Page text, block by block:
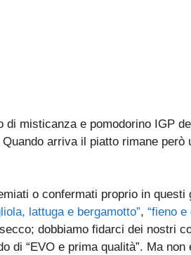
misticanza e pomodorino IGP
arriva il piatto rimane
o confermati proprio in
lattuga e bergamotto”,“fieno e
dobbiamo fidarci dei nostri
di “EVO e prima qualità”. Ma